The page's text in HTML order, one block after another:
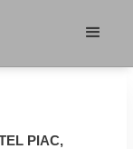
PIAC,